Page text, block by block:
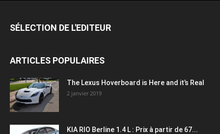
SÉLECTION DE L'EDITEUR
ARTICLES POPULAIRES
The Lexus Hoverboard is Here and it’s Real
2 janvier 2019
KIA RIO Berline 1.4 L : Prix à partir de 67...